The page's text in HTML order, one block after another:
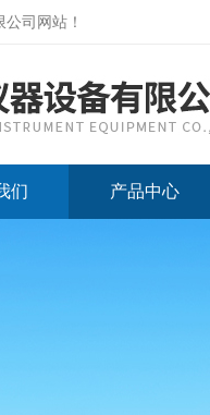
公司网站 ！
们 产品中心